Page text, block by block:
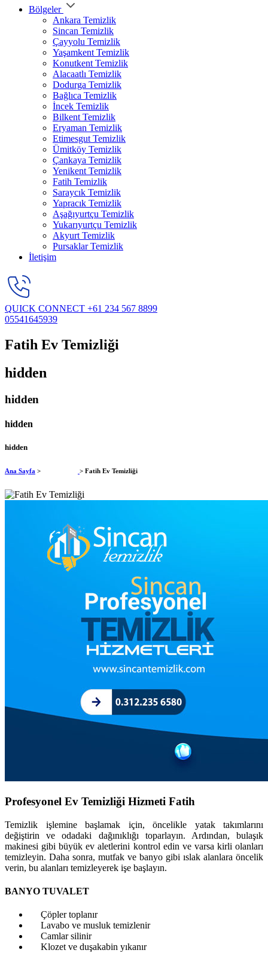
Bölgeler
Ankara Temizlik
Sincan Temizlik
Çayyolu Temizlik
Yaşamkent Temizlik
Konutkent Temizlik
Alacaatlı Temizlik
Dodurga Temizlik
Bağlıca Temizlik
İncek Temizlik
Bilkent Temizlik
Eryaman Temizlik
Etimesgut Temizlik
Ümitköy Temizlik
Çankaya Temizlik
Yenikent Temizlik
Fatih Temizlik
Saraycık Temizlik
Yapracık Temizlik
Aşağıyurtçu Temizlik
Yukarıyurtçu Temizlik
Akyurt Temizlik
Pursaklar Temizlik
İletişim
QUICK CONNECT +61 234 567 8899
05541645939
Fatih Ev Temizliği
hidden
hidden
hidden
hidden
Ana Sayfa > > Fatih Ev Temizliği
Profesyonel Ev Temizliği Hizmeti Fatih
Temizlik işlemine başlamak için, öncelikle yatak takımlarını
değiştirin ve odadaki dağınıklığı toparlayın. Ardından, bulaşık
makinesi gibi büyük ev aletlerini kontrol edin ve varsa kirli olanları
temizleyin. Daha sonra, mutfak ve banyo gibi ıslak alanlara öncelik
verin, bu alanları temizleyerek işe başlayın.
BANYO TUVALET
Çöpler toplanır
Lavabo ve musluk temizlenir
Camlar silinir
Klozet ve duşakabin yıkanır